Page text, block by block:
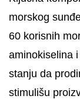
morskog
60 korisnih
aminokiselina
stanju da
stimulišu